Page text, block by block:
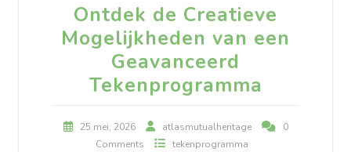
Ontdek de Creatieve
Mogelijkheden van een
Geavanceerd
Tekenprogramma
25 mei, 2026 atlasmutualheritage
0
Comments
tekenprogramma